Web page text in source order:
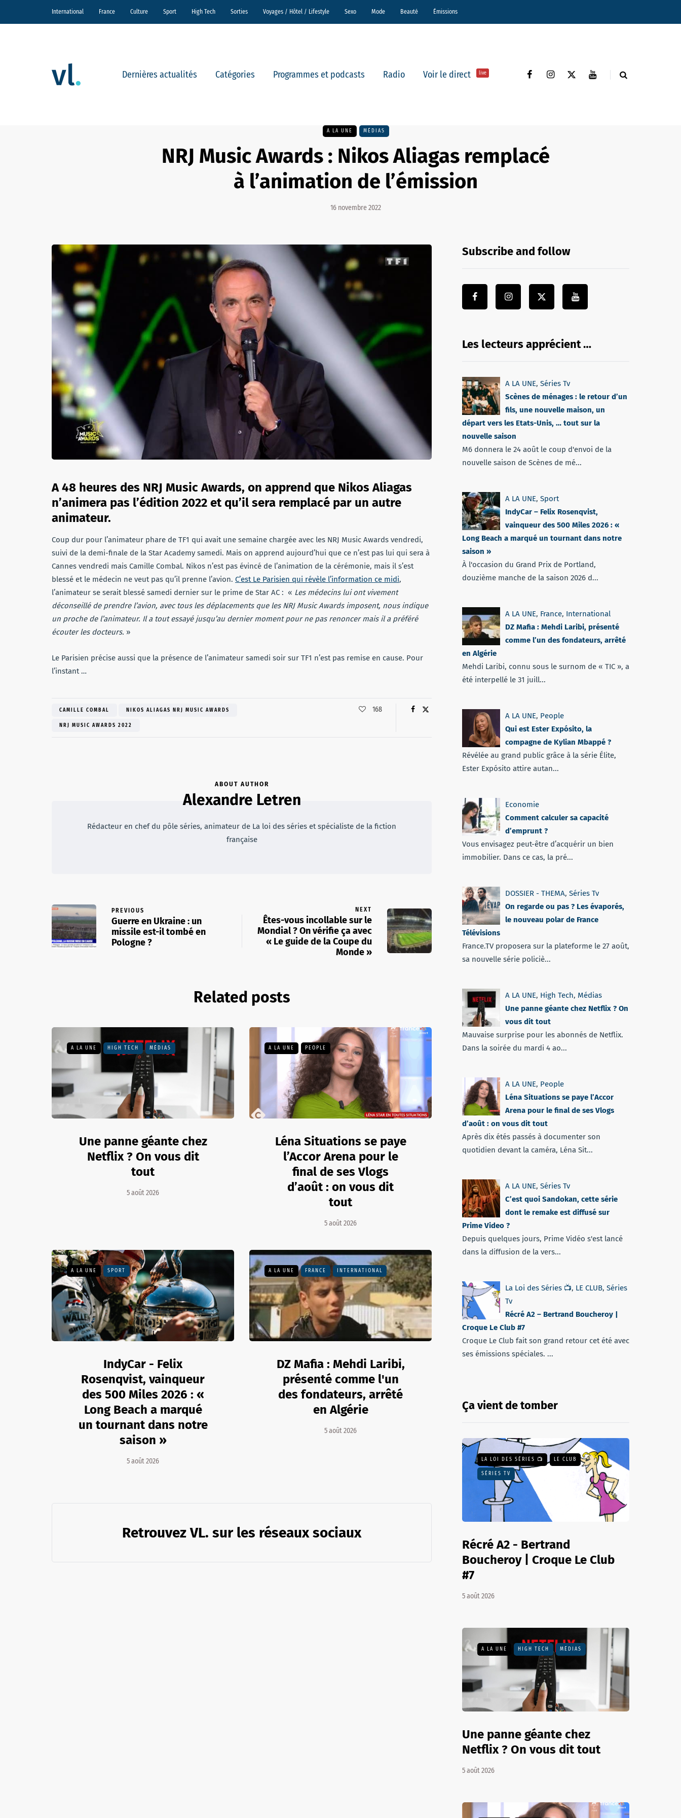
International France Culture Sport High Tech Sorties Voyages / Hôtel / Lifestyle Sexo Mode Beauté Émissions
Dernières actualités Catégories Programmes et podcasts Radio Voir le direct live
A LA UNE MÉDIAS
NRJ Music Awards : Nikos Aliagas remplacé
à l’animation de l’émission
16 novembre 2022
A 48 heures des NRJ Music Awards, on apprend que Nikos Aliagas
n’animera pas l’édition 2022 et qu’il sera remplacé par un autre
animateur.
Coup dur pour l’animateur phare de TF1 qui avait une semaine chargée avec les NRJ Music Awards vendredi,
suivi de la demi-finale de la Star Academy samedi. Mais on apprend aujourd’hui que ce n’est pas lui qui sera à
Cannes vendredi mais Camille Combal. Nikos n’est pas évincé de l’animation de la cérémonie, mais il s’est
blessé et le médecin ne veut pas qu’il prenne l’avion. C’est Le Parisien qui révèle l’information ce midi,
l’animateur se serait blessé samedi dernier sur le prime de Star AC : « Les médecins lui ont vivement
déconseillé de prendre l’avion, avec tous les déplacements que les NRJ Music Awards imposent, nous indique
un proche de l’animateur. Il a tout essayé jusqu’au dernier moment pour ne pas renoncer mais il a préféré
écouter les docteurs. »
Le Parisien précise aussi que la présence de l’animateur samedi soir sur TF1 n’est pas remise en cause. Pour
l’instant …
CAMILLE COMBAL NIKOS ALIAGAS NRJ MUSIC AWARDS
NRJ MUSIC AWARDS 2022
168
ABOUT AUTHOR
Alexandre Letren
Rédacteur en chef du pôle séries, animateur de La loi des séries et spécialiste de la fiction
française
PREVIOUS
Guerre en Ukraine : un
missile est-il tombé en
Pologne ?
NEXT
Êtes-vous incollable sur le
Mondial ? On vérifie ça avec
« Le guide de la Coupe du
Monde »
Related posts
A LA UNE HIGH TECH MÉDIAS
Une panne géante chez
Netflix ? On vous dit
tout
5 août 2026
A LA UNE PEOPLE
Léna Situations se paye
l’Accor Arena pour le
final de ses Vlogs
d’août : on vous dit
tout
5 août 2026
A LA UNE SPORT
IndyCar - Felix
Rosenqvist, vainqueur
des 500 Miles 2026 : «
Long Beach a marqué
un tournant dans notre
saison »
5 août 2026
A LA UNE FRANCE INTERNATIONAL
DZ Mafia : Mehdi Laribi,
présenté comme l'un
des fondateurs, arrêté
en Algérie
5 août 2026
Retrouvez VL. sur les réseaux sociaux
Subscribe and follow
Les lecteurs apprécient …
A LA UNE, Séries Tv
Scènes de ménages : le retour d’un
fils, une nouvelle maison, un
départ vers les Etats-Unis, … tout sur la
nouvelle saison
M6 donnera le 24 août le coup d'envoi de la
nouvelle saison de Scènes de mé...
A LA UNE, Sport
IndyCar – Felix Rosenqvist,
vainqueur des 500 Miles 2026 : «
Long Beach a marqué un tournant dans notre
saison »
À l'occasion du Grand Prix de Portland,
douzième manche de la saison 2026 d...
A LA UNE, France, International
DZ Mafia : Mehdi Laribi, présenté
comme l’un des fondateurs, arrêté
en Algérie
Mehdi Laribi, connu sous le surnom de « TIC », a
été interpellé le 31 juill...
A LA UNE, People
Qui est Ester Expósito, la
compagne de Kylian Mbappé ?
Révélée au grand public grâce à la série Élite,
Ester Expósito attire autan...
Economie
Comment calculer sa capacité
d’emprunt ?
Vous envisagez peut-être d’acquérir un bien
immobilier. Dans ce cas, la pré...
DOSSIER - THEMA, Séries Tv
On regarde ou pas ? Les évaporés,
le nouveau polar de France
Télévisions
France.TV proposera sur la plateforme le 27 août,
sa nouvelle série policiè...
A LA UNE, High Tech, Médias
Une panne géante chez Netflix ? On
vous dit tout
Mauvaise surprise pour les abonnés de Netflix.
Dans la soirée du mardi 4 ao...
A LA UNE, People
Léna Situations se paye l’Accor
Arena pour le final de ses Vlogs
d’août : on vous dit tout
Après dix étés passés à documenter son
quotidien devant la caméra, Léna Sit...
A LA UNE, Séries Tv
C’est quoi Sandokan, cette série
dont le remake est diffusé sur
Prime Video ?
Depuis quelques jours, Prime Vidéo s'est lancé
dans la diffusion de la vers...
La Loi des Séries 📺, LE CLUB, Séries
Tv
Récré A2 – Bertrand Boucheroy |
Croque Le Club #7
Croque Le Club fait son grand retour cet été avec
ses émissions spéciales. ...
Ça vient de tomber
LA LOI DES SÉRIES 📺 LE CLUB
SÉRIES TV
Récré A2 - Bertrand
Boucheroy | Croque Le Club
#7
5 août 2026
A LA UNE HIGH TECH MÉDIAS
Une panne géante chez
Netflix ? On vous dit tout
5 août 2026